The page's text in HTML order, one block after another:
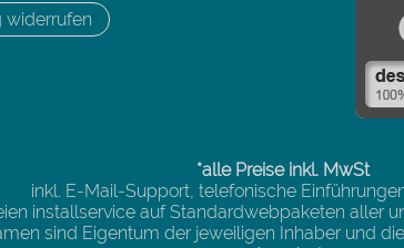
widerrufen
*alle Preise inkl. MwSt
inkl. E-Mail-Support, telefonische
installservice auf Standardwebpaketen aller
sind Eigentum der jeweiligen Inhaber und